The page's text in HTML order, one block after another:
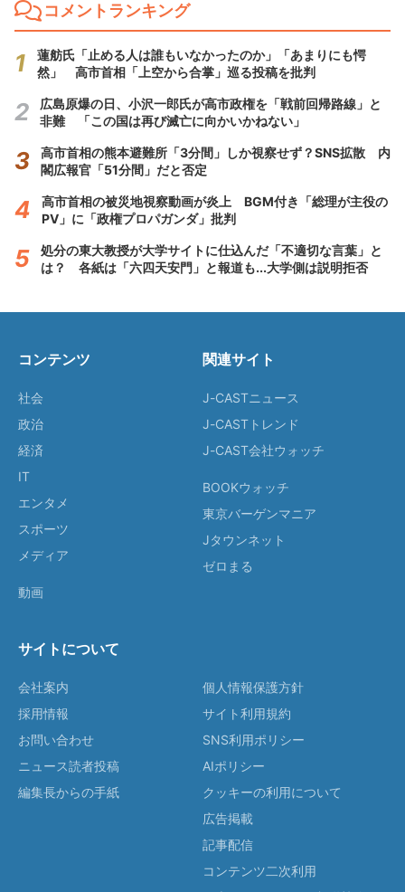
コメントランキング
蓮舫氏「止める人は誰もいなかったのか」「あまりにも愕
然」 高市首相「上空から合掌」巡る投稿を批判
広島原爆の日、小沢一郎氏が高市政権を「戦前回帰路線」と
非難 「この国は再び滅亡に向かいかねない」
高市首相の熊本避難所「3分間」しか視察せず？SNS拡散 内
閣広報官「51分間」だと否定
高市首相の被災地視察動画が炎上 BGM付き「総理が主役の
PV」に「政権プロパガンダ」批判
処分の東大教授が大学サイトに仕込んだ「不適切な言葉」と
は？ 各紙は「六四天安門」と報道も...大学側は説明拒否
コンテンツ
社会
政治
経済
IT
エンタメ
スポーツ
メディア
動画
関連サイト
J-CASTニュース
J-CASTトレンド
J-CAST会社ウォッチ
BOOKウォッチ
東京バーゲンマニア
Jタウンネット
ゼロまる
サイトについて
会社案内
採用情報
お問い合わせ
ニュース読者投稿
編集長からの手紙
個人情報保護方針
サイト利用規約
SNS利用ポリシー
AIポリシー
クッキーの利用について
広告掲載
記事配信
コンテンツ二次利用